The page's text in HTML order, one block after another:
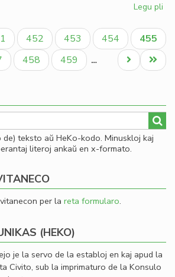
Legu pli
en
Paĝo
452 Paĝo
453 Paĝo
454
Aktuala
paĝo
455
Paĝo
458 Paĝo
459 …
Last
page
Next
page
teksto aŭ HeKo-kodo. Minuskloj kaj
literoj ankaŭ en x-formato.
per la reta formularo.
(HEKO)
je la servo de la establoj en kaj apud la
Civito, sub la imprimaturo de la Konsulo